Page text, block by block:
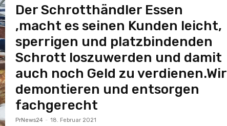
Der Schrotthändler Essen
,macht es seinen Kunden leicht,
sperrigen und platzbindenden
Schrott loszuwerden und damit
auch noch Geld zu verdienen.Wir
demontieren und entsorgen
fachgerecht
PrNews24 - 18. Februar 2021